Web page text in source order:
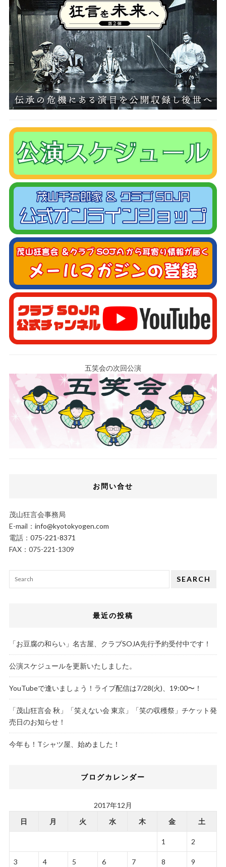
五笑会の次回公演
お問い合せ
茂山狂言会事務局
E-mail： info@kyotokyogen.com
電話： 075-221-8371
FAX：075-221-1309
SEARCH
最近の投稿
「お豆腐の和らい」名古屋、クラブSOJA先行予約受付中です！
公演スケジュールを更新いたしました。
YouTubeで逢いましょう！ライブ配信は7/28(火)、19:00〜！
「茂山狂言会 秋」「笑えない会 東京」「笑の収穫祭」チケット発
売日のお知らせ！
今年も！Tシャツ屋、始めました！
ブログカレンダー
2017年12月
日
月 火 水 木 金 土
1 2
3 4 5 6 7 8 9